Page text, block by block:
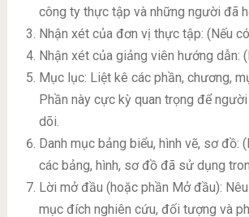
công ty thực tập và những người đã
Nhận xét của đơn vị thực tập: (Nếu
Nhận xét của giảng viên hướng dẫn:
Mục lục: Liệt kê các phần, chương,
Phần này cực kỳ quan trọng để
dõi.
Danh mục bảng biểu, hình vẽ, sơ đồ:
các bảng, hình, sơ đồ đã sử dụng
Lời mở đầu (hoặc phần Mở đầu):
mục đích nghiên cứu, đối tượng và